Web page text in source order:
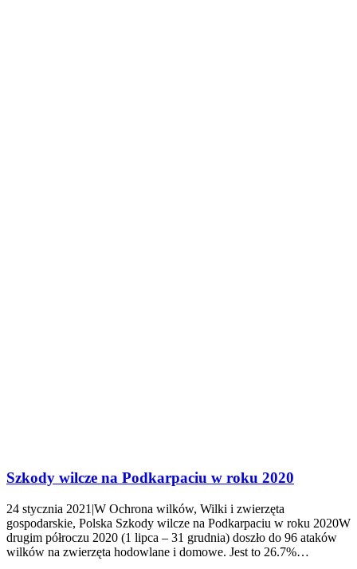
Szkody wilcze na Podkarpaciu w roku 2020
24 stycznia 2021|W Ochrona wilków, Wilki i zwierzęta
gospodarskie, Polska Szkody wilcze na Podkarpaciu w roku 2020W
drugim półroczu 2020 (1 lipca – 31 grudnia) doszło do 96 ataków
wilków na zwierzęta hodowlane i domowe. Jest to 26.7%…